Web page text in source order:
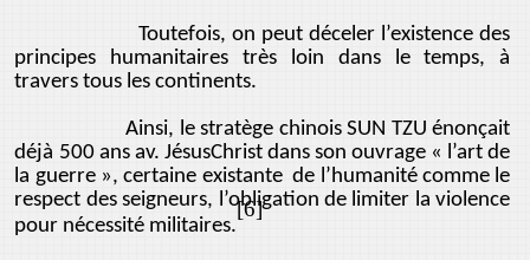
Toutefois, on peut déceler l’existence des
principes humanitaires très loin dans le temps, à
travers tous les continents.
Ainsi, le stratège chinois SUN TZU énonçait
déjà 500 ans av. JésusChrist dans son ouvrage « l’art de
la guerre », certaine existante de l’humanité comme le
respect des seigneurs, l’obligation de limiter la violence
pour nécessité militaires.
[6]